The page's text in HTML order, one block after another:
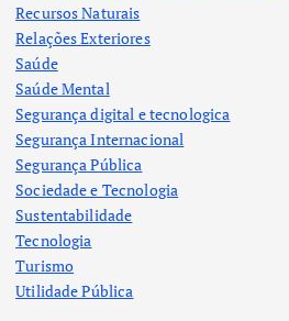
Recursos Naturais
Relações Exteriores
Saúde
Saúde Mental
Segurança digital e tecnologica
Segurança Internacional
Segurança Pública
Sociedade e Tecnologia
Sustentabilidade
Tecnologia
Turismo
Utilidade Pública